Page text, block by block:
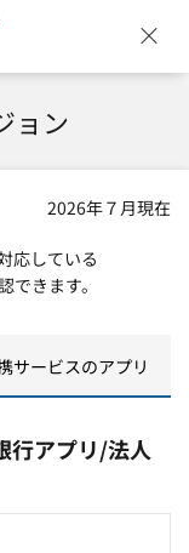
ョン
2026年７月現在
応している
きます。
サービスのアプリ
行アプリ/法人